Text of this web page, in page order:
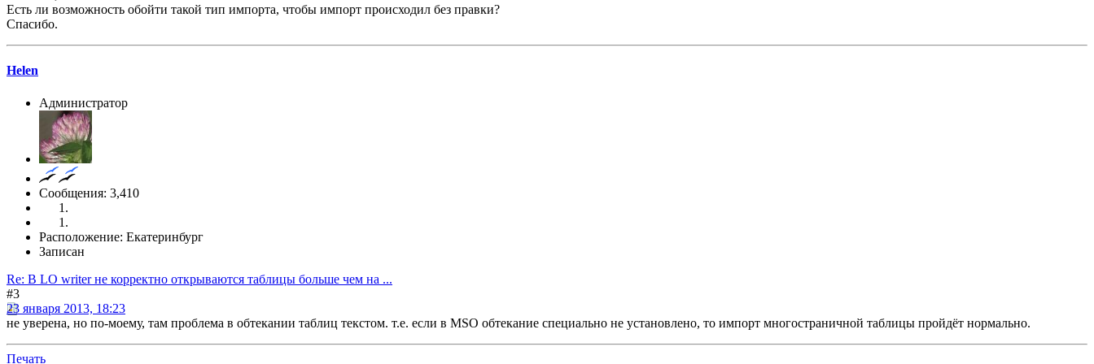
Есть ли возможность обойти такой тип импорта, чтобы импорт происходил без правки?
Спасибо.
Helen
Администратор
Сообщения: 3,410
Расположение: Екатеринбург
Записан
Re: В LO writer не корректно открываются таблицы больше чем на ...
#3
23 января 2013, 18:23
не уверена, но по-моему, там проблема в обтекании таблиц текстом. т.е. если в MSO обтекание специально не установлено, то импорт многостраничной таблицы пройдёт нормально.
Печать